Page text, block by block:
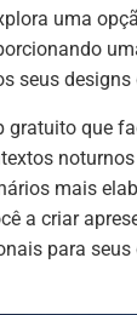
uma
seus designs
gratuito que
mais
a criar
para